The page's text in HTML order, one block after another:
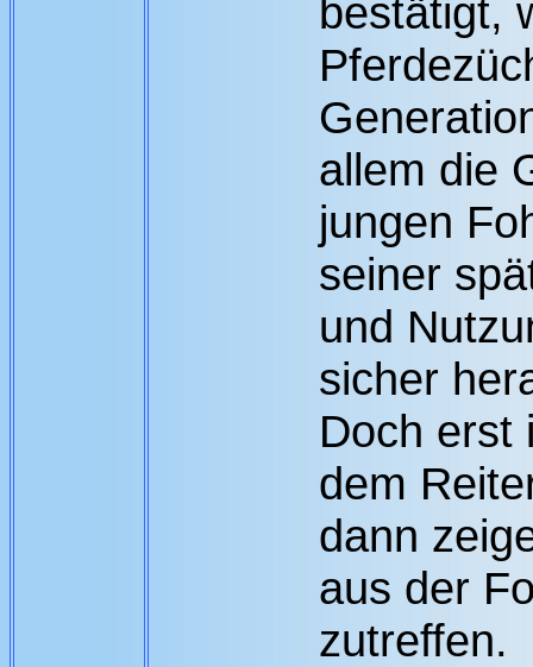
bestätigt,
allem die
jungen
seiner
und
sicher
Doch erst
dem
dann
aus der
zutreffen.